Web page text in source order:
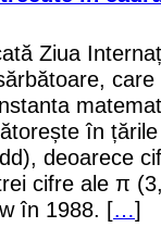
Ziua
în
deoarece
cifre ale π
în 1988. […]